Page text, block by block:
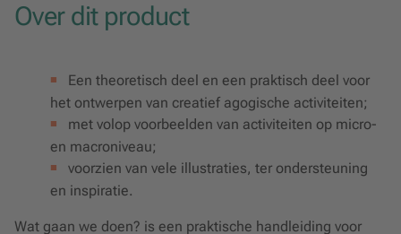
Over dit product
Een theoretisch deel en een praktisch deel voor
het ontwerpen van creatief agogische activiteiten;
met volop voorbeelden van activiteiten op micro-
en macroniveau;
voorzien van vele illustraties, ter ondersteuning
en inspiratie.
Wat gaan we doen? is een praktische handleiding voor